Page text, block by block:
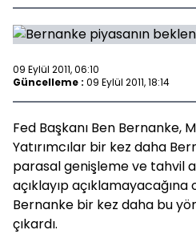
09 Eylül 2011, 06:10
Güncelleme : 09 Eylül 2011, 18:14
Fed Başkanı Ben Bernanke,
Yatırımcılar bir kez daha
parasal genişleme ve tahvil
açıklayıp açıklamayacağına
Bernanke bir kez daha bu
çıkardı.